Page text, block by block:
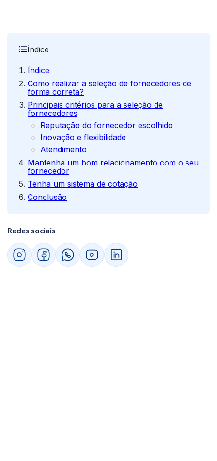
Índice
Índice
Como realizar a seleção de fornecedores de
forma correta?
Principais critérios para a seleção de
fornecedores
Reputação do fornecedor escolhido
Inovação e flexibilidade
Atendimento
Mantenha um bom relacionamento com o seu
fornecedor
Tenha um sistema de cotação
Conclusão
Redes sociais